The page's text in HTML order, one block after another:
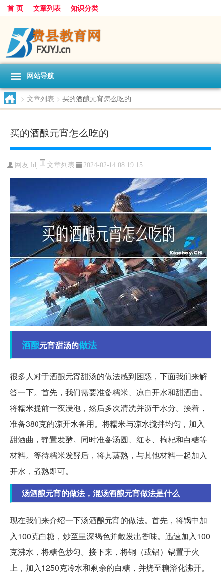
首 页 文章列表 知识分类
网站导航
> 文章列表 > 买的酒酿元宵怎么吃的
买的酒酿元宵怎么吃的
网友: ldj 文章列表 2024-02-14 08:19:15
酒酿元宵甜汤的做法
很多人对于酒酿元宵甜汤的做法感到困惑，下面我们来解
答一下。首先，我们需要准备糯米、凉白开水和甜酒曲。
将糯米提前一夜浸泡，然后多次清洗并沥干水分。接着，
准备380克的凉开水备用。将糯米与凉水搅拌均匀，加入
甜酒曲，静置发酵。同时准备汤圆、红枣、枸杞和白糖等
材料。等待糯米发酵后，将其蒸熟，与其他材料一起加入
开水，煮熟即可。
汤酒酿元宵的做法，混汤酒酿元宵做法是什么
现在我们来介绍一下汤酒酿元宵的做法。首先，将锅中加
入100克白糖，炒至呈深褐色并散发出香味。迅速加入100
克沸水，将糖色炒匀。接下来，将铜（或铝）锅置于火
上，加入1250克冷水和剩余的白糖，并烧至糖溶化沸开。